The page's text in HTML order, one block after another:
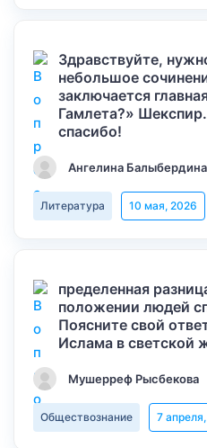
Здравствуйте,
небольшое
заключается
Гамлета?»
спасибо!
Ангелина Балыбердина
Литература 10 мая, 2026
пределенная
положении людей
Поясните свой
Ислама в светской
Мушерреф Рысбекова
Обществознание 7